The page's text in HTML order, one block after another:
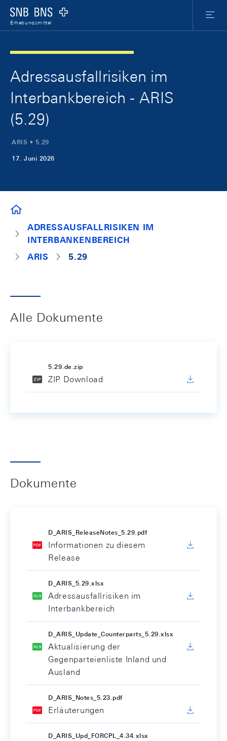
Logo
Erhebungsmittel
Menu
Adressausfallrisiken im
Interbankbereich - ARIS
(5.29)
ARIS • 5.29
17. Juni 2026
ERHEBUNGSMITTEL
ADRESSAUSFALLRISIKEN IM
INTERBANKENBEREICH
ARIS
5.29
Alle Dokumente
5.29.de.zip
ZIP Download
Dokumente
D_ARIS_ReleaseNotes_5.29.pdf
Informationen zu diesem
Release
D_ARIS_5.29.xlsx
Adressausfallrisiken im
Interbankbereich
D_ARIS_Update_Counterparts_5.29.xlsx
Aktualisierung der
Gegenparteienliste Inland und
Ausland
D_ARIS_Notes_5.23.pdf
Erläuterungen
D_ARIS_Upd_FORCPL_4.34.xlsx